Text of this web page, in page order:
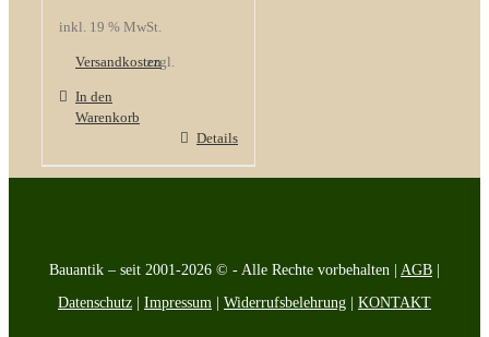
inkl. 19 % MwSt.
zzgl.
Versandkosten
In den
Warenkorb
Details
Bauantik – seit 2001-2026 © - Alle Rechte vorbehalten | AGB
Datenschutz
Impressum Widerrufsbelehrung KONTAKT